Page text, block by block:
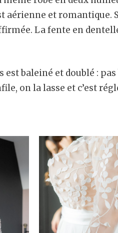
aérienne et romantique.
La fente en
est baleiné et doublé : pas
on la lasse et c’est